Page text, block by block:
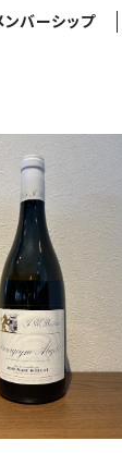
ンバーシップ